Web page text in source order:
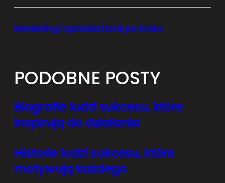
Marketing i sprzedaż krok po kroku
PODOBNE POSTY
Biografie ludzi sukcesu, które
inspirują do działania
Historie ludzi sukcesu, które
motywują każdego